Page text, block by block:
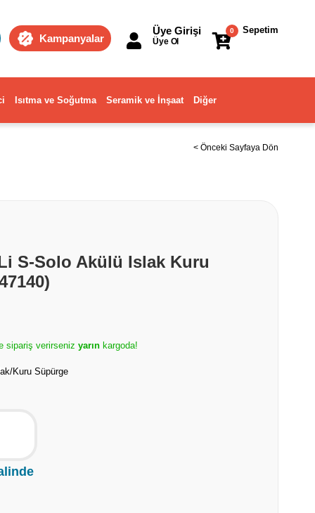
Kampanyalar
Sepetim
0
Üye Girişi
Üye Ol
Isıtma ve Soğutma Seramik ve İnşaat Diğer
< Önceki Sayfaya Dön
S-Solo Akülü Islak Kuru
sipariş verirseniz yarın kargoda!
Kuru Süpürge